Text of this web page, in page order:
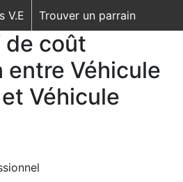
V.E Trouver un parrain
coût
Véhicule
Véhicule